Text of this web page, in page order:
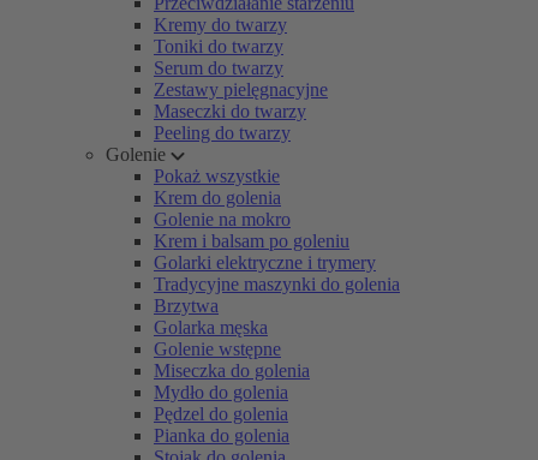
Kremy do twarzy
Toniki do twarzy
Serum do twarzy
Zestawy pielęgnacyjne
Maseczki do twarzy
Peeling do twarzy
Golenie
Pokaż wszystkie
Krem do golenia
Golenie na mokro
Krem i balsam po goleniu
Golarki elektryczne i trymery
Tradycyjne maszynki do golenia
Brzytwa
Golarka męska
Golenie wstępne
Miseczka do golenia
Mydło do golenia
Pędzel do golenia
Pianka do golenia